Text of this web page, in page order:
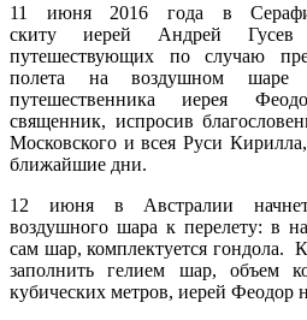
11 июня 2016 года в
скиту иерей Андрей
путешествующих по случаю
полета на воздушном шаре
путешественника иерея
священник, испросив
Московского и всея Руси
ближайшие дни.
12 июня в Австралии
воздушного шара к перелету: в
сам шар, комплектуется гондола.
заполнить гелием шар, объем
кубических метров, иерей Феодор